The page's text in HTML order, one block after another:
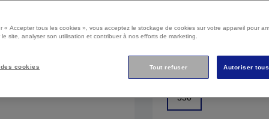
Sélectionner le
Satiné
Sélectionner le
350
« Accepter tous les cookies », vous acceptez le stockage de cookies sur votre appareil pour
site, analyser son utilisation et contribuer à nos efforts de marketing.
Tout refuser Autoriser
cookies